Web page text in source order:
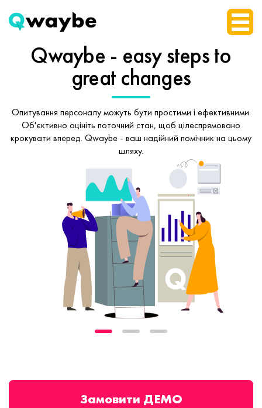
Qwaybe - easy stepsto
great changes
Опитування персоналу можуть бути простими і ефективними.
Об'єктивно оцініть поточний стан, щоб цілеспрямовано
крокувати вперед. Qwaybe - ваш надійний помічник на цьому
шляху.
Замовити ДЕМО